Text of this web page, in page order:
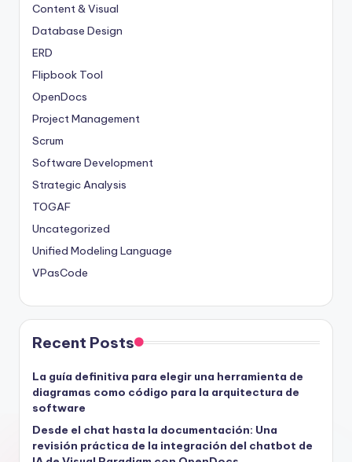
Content & Visual
Database Design
ERD
Flipbook Tool
OpenDocs
Project Management
Scrum
Software Development
Strategic Analysis
TOGAF
Uncategorized
Unified Modeling Language
VPasCode
Recent Posts
La guía definitiva para elegir una herramienta de
diagramas como código para la arquitectura de
software
Desde el chat hasta la documentación: Una
revisión práctica de la integración del chatbot de